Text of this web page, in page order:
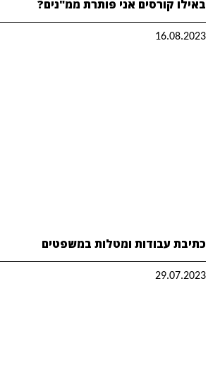
באילו קורסים אני פותרת ממ"נים?
16.08.2023
כתיבת עבודות ומטלות במשפטים
29.07.2023